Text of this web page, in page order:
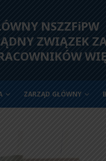
NSZZFiPW
ZWIĄZEK
ZARZĄD GŁÓWNY